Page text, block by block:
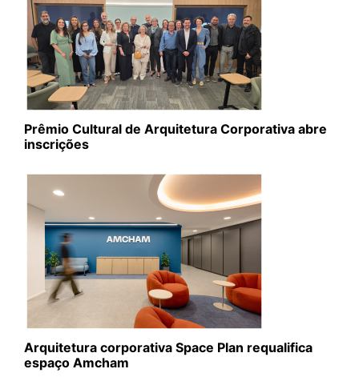
Prêmio Cultural de Arquitetura Corporativa abre
inscrições
Arquitetura corporativa Space Plan requalifica
espaço Amcham